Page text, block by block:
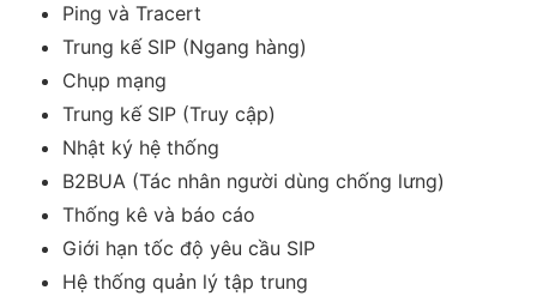
Ping và Tracert
Trung kế SIP (Ngang hàng)
Chụp mạng
Trung kế SIP (Truy cập)
Nhật ký hệ thống
B2BUA (Tác nhân người dùng chống lưng)
Thống kê và báo cáo
Giới hạn tốc độ yêu cầu SIP
Hệ thống quản lý tập trung